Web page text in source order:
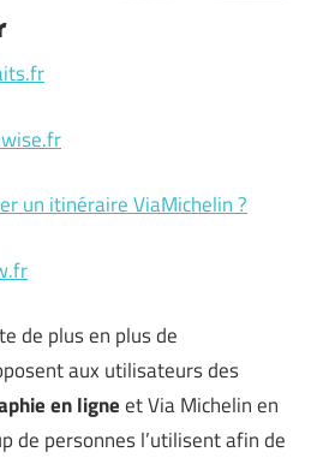
un itinéraire ViaMichelin ?
de plus en plus de
aux utilisateurs des
en ligneet Via Michelin en
de personnes l’utilisent afin de